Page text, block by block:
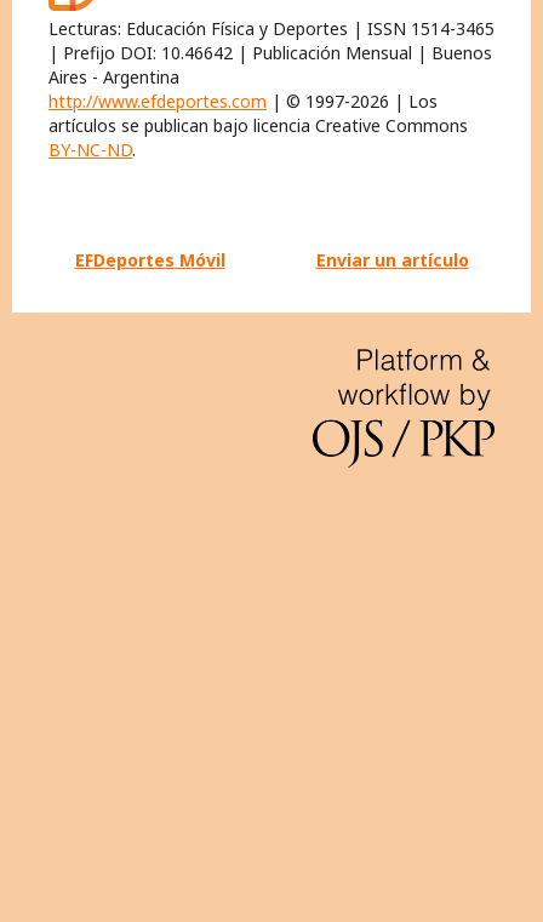
Lecturas: Educación Física y Deportes | ISSN 1514-3465
| Prefijo DOI: 10.46642 | Publicación Mensual | Buenos
Aires - Argentina
http://www.efdeportes.com | © 1997-2026 | Los
artículos se publican bajo licencia Creative Commons
BY-NC-ND.
EFDeportes Móvil Enviar un artículo